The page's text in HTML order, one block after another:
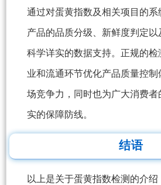
通过对蛋黄指数及相关项目的
产品的品质分级、新鲜度判定
科学详实的数据支持。正规的
业和流通环节优化产品质量控
场竞争力，同时也为广大消费
实的保障防线。
结语
以上是关于蛋黄指数检测的介